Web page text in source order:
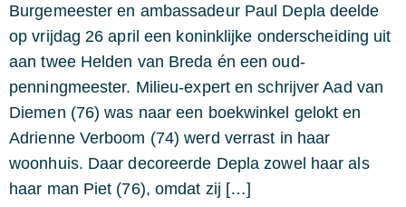
Burgemeester en ambassadeur Paul Depla deelde
op vrijdag 26 april een koninklijke onderscheiding uit
aan twee Helden van Breda én een oud-
penningmeester. Milieu-expert en schrijver Aad van
Diemen (76) was naar een boekwinkel gelokt en
Adrienne Verboom (74) werd verrast in haar
woonhuis. Daar decoreerde Depla zowel haar als
haar man Piet (76), omdat zij […]